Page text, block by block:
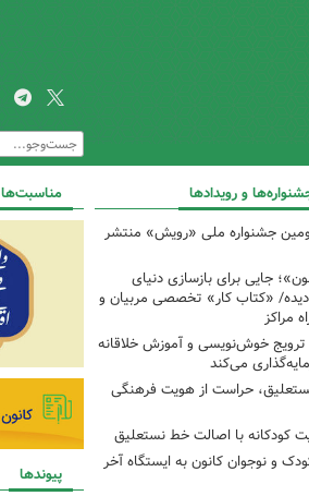
و رویدادها
جشنواره ملی «رویش» منتشر
جایی برای بازسازی دنیای
«کتاب کار» تخصصی مربیان و
مراکز
ترویج خوش‌نویسی و آموزش خلاقانه
می‌کند
حراست از هویت فرهنگی
کودکانه با اصالت خط نستعلیق
و نوجوان کانون به ایستگاه آخر
مناسبت‌ها
پیوندها